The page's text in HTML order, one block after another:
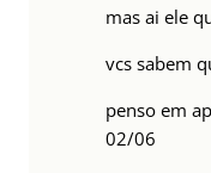
mas ai ele
vcs sabem
penso em
02/06